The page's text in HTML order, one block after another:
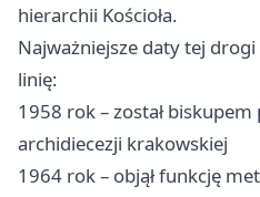
hierarchii Kościoła.
Najważniejsze daty tej drogi
linię:
1958 rok – został
archidiecezji krakowskiej
1964 rok – objął funkcję